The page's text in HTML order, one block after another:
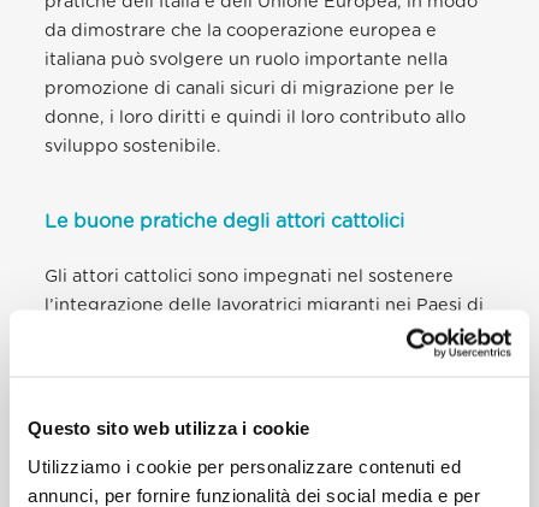
Questo sito web utilizza i cookie
Utilizziamo i cookie per personalizzare contenuti ed
annunci, per fornire funzionalità dei social media e per
da dimostrare che la cooperazione europea e
italiana può svolgere un ruolo importante nella
promozione di canali sicuri di migrazione per le
donne, i loro diritti e quindi il loro contributo allo
sviluppo sostenibile.
Le buone pratiche degli attori cattolici
Gli attori cattolici sono impegnati nel sostenere
l’integrazione delle lavoratrici migranti nei Paesi di
accoglienza e prendersi cura di coloro che
ritornano nel loro Paese di origine. Di seguito alcuni
tessile della Caritas le donne migranti imparano i